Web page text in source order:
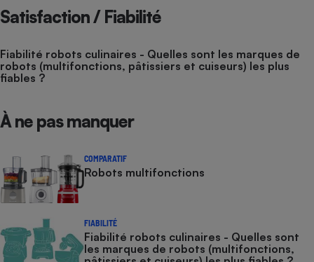
Satisfaction / Fiabilité
Fiabilité robots culinaires - Quelles sont les marques de
robots (multifonctions, pâtissiers et cuiseurs) les plus
fiables ?
À ne pas manquer
COMPARATIF
Robots multifonctions
FIABILITÉ
Fiabilité robots culinaires - Quelles sont
les marques de robots (multifonctions,